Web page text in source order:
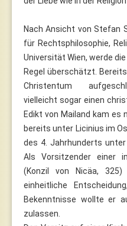
Nach Ansicht von Stefan
für Rechtsphilosophie,
Universität Wien, werde
Regel überschätzt.
Christentum
vielleicht sogar einen
Edikt von Mailand kam es
bereits unter Licinius im
des 4. Jahrhunderts
Als Vorsitzender einer
(Konzil von Nicäa,
einheitliche
Bekenntnisse wollte er
zulassen.